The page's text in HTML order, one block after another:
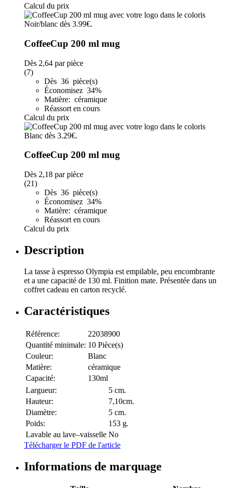
Calcul du prix
CoffeeCup 200 ml mug
Dès 2,64 par pièce
(7)
Dès 36 pièce(s)
Économisez 34%
Matière: céramique
Réassort en cours
Calcul du prix
CoffeeCup 200 ml mug
Dès 2,18 par pièce
(21)
Dès 36 pièce(s)
Économisez 34%
Matière: céramique
Réassort en cours
Calcul du prix
Description
La tasse à espresso Olympia est empilable, peu encombrante
et a une capacité de 130 ml. Finition mate. Présentée dans un
coffret cadeau en carton recyclé.
Caractéristiques
Référence:
22038900
Quantité minimale: 10 Pièce(s)
Couleur:
Blanc
Matière:
céramique
Capacité:
130ml
Largueur:
5 cm.
Hauteur:
7,10cm.
Diamètre:
5 cm.
Poids:
153 g.
Lavable au lave–vaisselle No
Télécharger le PDF de l'article
Informations de marquage